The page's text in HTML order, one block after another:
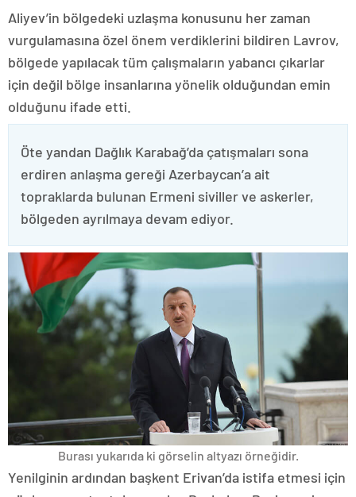
Aliyev’in bölgedeki uzlaşma konusunu her zaman
vurgulamasına özel önem verdiklerini bildiren Lavrov,
bölgede yapılacak tüm çalışmaların yabancı çıkarlar
için değil bölge insanlarına yönelik olduğundan emin
olduğunu ifade etti.
Öte yandan Dağlık Karabağ’da çatışmaları sona
erdiren anlaşma gereği Azerbaycan’a ait
topraklarda bulunan Ermeni siviller ve askerler,
bölgeden ayrılmaya devam ediyor.
Burası yukarıda ki görselin altyazı örneğidir.
Yenilginin ardından başkent Erivan’da istifa etmesi için